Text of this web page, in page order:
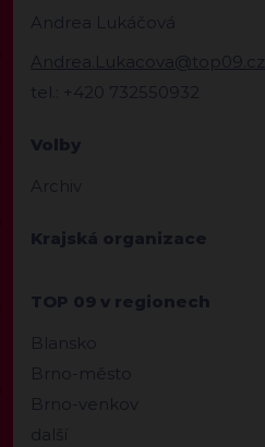
Andrea Lukáčová
Andrea.Lukacova@top09.cz
tel.: +420 732550932
Volby
Archiv
Krajská organizace
TOP 09 v regionech
Blansko
Brno-město
Brno-venkov
další